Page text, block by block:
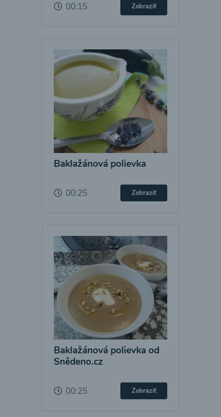
00:15 Zobraziť
Baklažánová polievka
00:25 Zobraziť
Baklažánová polievka od
Snědeno.cz
00:25 Zobraziť